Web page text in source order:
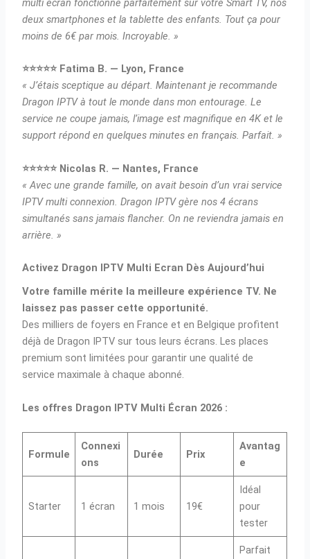
multi écran fonctionne parfaitement sur votre Smart TV, nos
deux smartphones et la tablette des enfants. Tout ça pour
moins de 6€ par mois. Incroyable. »
⭐⭐⭐⭐⭐ Fatima B. — Lyon, France
« J’étais sceptique au départ. Maintenant je recommande
Dragon IPTV à tout le monde dans mon entourage. Le
service ne coupe jamais, l’image est magnifique en 4K et le
support répond en quelques minutes en français. Parfait. »
⭐⭐⭐⭐⭐ Nicolas R. — Nantes, France
« Avec une grande famille, on avait besoin d’un vrai service
IPTV multi connexion. Dragon IPTV gère nos 4 écrans
simultanés sans jamais flancher. On ne reviendra jamais en
arrière. »
Activez Dragon IPTV Multi Ecran Dès Aujourd’hui
Votre famille mérite la meilleure expérience TV. Ne
laissez pas passer cette opportunité.
Des milliers de foyers en France et en Belgique profitent
déjà de Dragon IPTV sur tous leurs écrans. Les places
premium sont limitées pour garantir une qualité de
service maximale à chaque abonné.
Les offres Dragon IPTV Multi Écran 2026 :
Formule
Connexi
ons
Durée Prix
Avantag
e
Starter 1 écran 1 mois 19€
Idéal
pour
tester
Parfait